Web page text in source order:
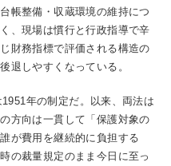
帳整備・収蔵環境の維持につ
、現場は慣行と行政指導で辛
財務指標で評価される構造の
退しやすくなっている。
年の制定だ。以来、両法は
方向は一貫して「保護対象の
が費用を継続的に負担する
の裁量規定のまま今日に至っ